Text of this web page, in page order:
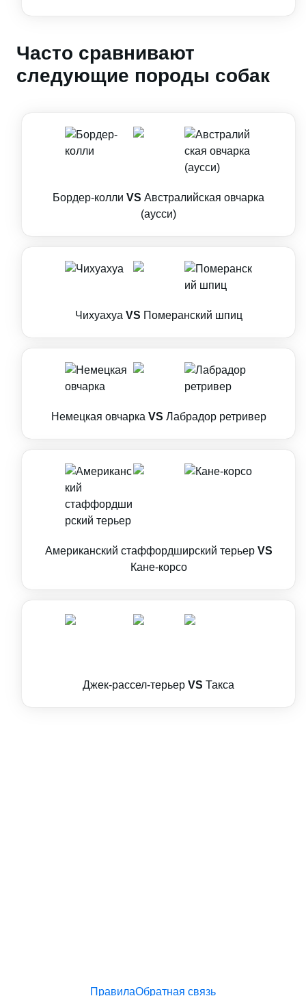
Часто сравнивают
следующие породы собак
Бордер-колли VS Австралийская овчарка
(аусси)
Чихуахуа VS Померанский шпиц
Немецкая овчарка VS Лабрадор ретривер
Американский стаффордширский терьер VS
Кане-корсо
Джек-рассел-терьер VS Такса
ПравилаОбратная связь